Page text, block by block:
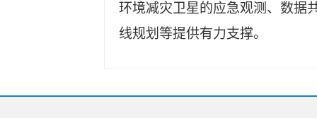
环境减灾卫星的应急观测、数据
线规划等提供有力支撑。